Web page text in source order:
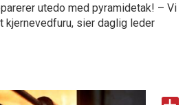
utedo med pyramidetak! – Vi
kjernevedfuru, sier daglig leder